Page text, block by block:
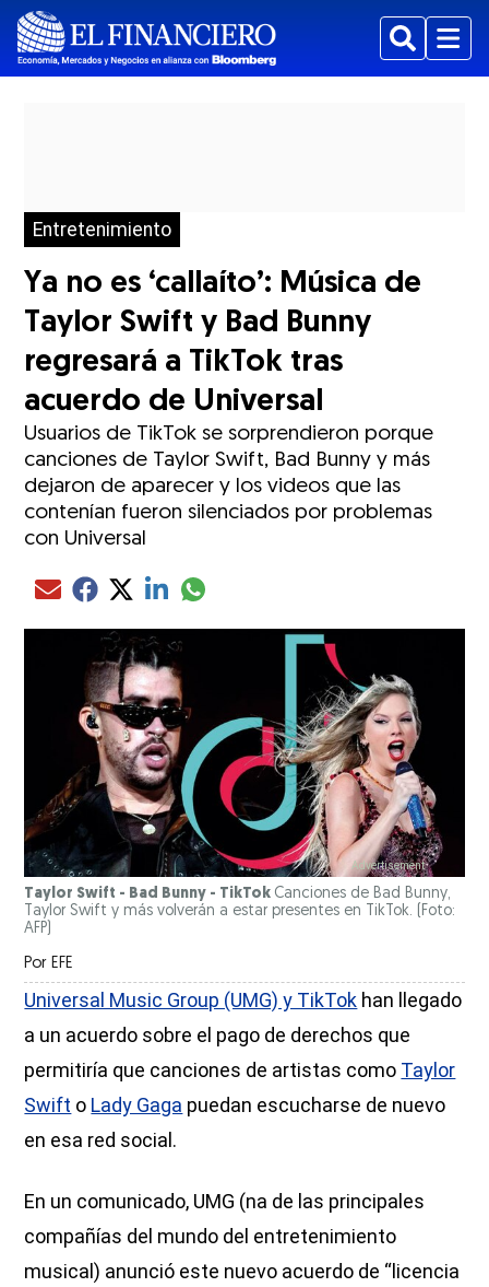
BuscarMenu
Entretenimiento
Ya no es ‘callaíto’: Música de
Taylor Swift y Bad Bunny
regresará a TikTok tras
acuerdo de Universal
Usuarios de TikTok se sorprendieron porque
canciones de Taylor Swift, Bad Bunny y más
dejaron de aparecer y los videos que las
contenían fueron silenciados por problemas
con Universal
Compartir el artículo actual mediante Email
Compartir el artículo actual mediante Facebook
Compartir el artículo actual mediante Twitter
Compartir el artículo actual mediante LinkedIn
Compartir el artículo actual mediante
Taylor Swift - Bad Bunny - TikTok Canciones de Bad Bunny,
Taylor Swift y más volverán a estar presentes en TikTok. (Foto:
AFP)
Por EFE
Universal Music Group (UMG) y TikTok han llegado
a un acuerdo sobre el pago de derechos que
permitiría que canciones de artistas como Taylor
Swift o Lady Gaga puedan escucharse de nuevo
en esa red social.
En un comunicado, UMG (na de las principales
compañías del mundo del entretenimiento
musical) anunció este nuevo acuerdo de “licencia